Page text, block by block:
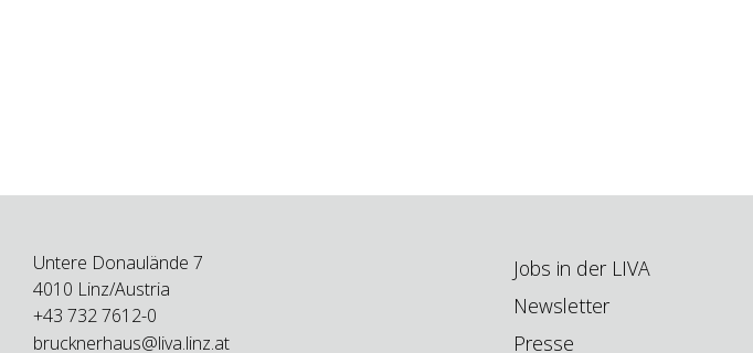
Untere Donaulände 7
4010 Linz/Austria
+43 732 7612-0
brucknerhaus@liva.linz.at
Jobs in der LIVA
Newsletter
Presse